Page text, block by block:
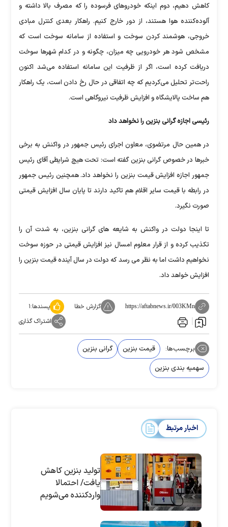
کاهش دهیم، دوم اینکه خودرو‌های فرسوده را که مصرف بالا داشته و
آلوده‌کننده هوا هستند، از دور خارج کنیم. راهکار بعدی کنترل مبادی
خروجی، هوشمند کردن سوخت و استفاده از سامانه سوخت است که
مشخص شود هر خودرویی چه میزان، چگونه و در کدام شهر‌ها سوخت
دریافت کرده است، اگر از ظرفیت این سامانه استفاده می‌شد اکنون
راحت‌تر تحلیل می‌کردیم که چه اتفاقی در حال رخ دادن است، یک راهکار
هم ساخت پالایشگاه و افزایش ظرفیت نیروگاهی است.
رئیسی اجازه گرانی بنزین را نخواهد داد
در همین حال مرتضوی، معاون اجرای رئیس جمهور در واکنش به برخی
خبرها در خصوص گرانی بنزین گفته است: تحت هیچ شرایطی آقای رئیس
جمهور اجازه افزایش قیمت بنزین را نخواهد داد. همچنین رئیس جمهور
در رابطه با قیمت سایر اقلام هم تاکید دارند تا پایان سال افزایش قیمتی
صورت نگیرد.
تا اینجا دولت در واکنش به شایعه های گرانی بنزین، به شدت آن را
تکذیب کرده و از قرار معلوم امسال نیز افزایش قیمتی در حوزه سوخت
نخواهیم داشت اما به نظر می رسد که دولت در سال آینده قیمت بنزین را
افزایش خواهد داد.
https://aftabnews.ir/003KMn گزارش خطا پسندها:۱
اشتراک گذاری
برچسب‌ها: قیمت بنزین
گرانی بنزین
سهمیه بندی بنزین
اخبار مرتبط
تولید بنزین کاهش
یافت/ احتمالا
واردکننده می‌شویم